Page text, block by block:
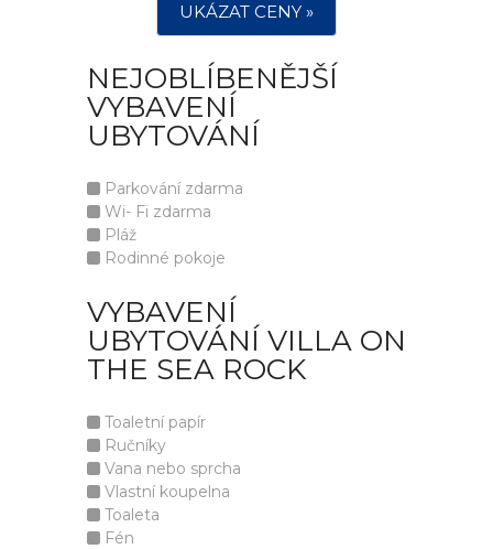
UKÁZAT CENY »
NEJOBLÍBENĚJŠÍ
VYBAVENÍ
UBYTOVÁNÍ
Parkování zdarma
Wi- Fi zdarma
Pláž
Rodinné pokoje
VYBAVENÍ
UBYTOVÁNÍ VILLA ON
THE SEA ROCK
Toaletní papír
Ručníky
Vana nebo sprcha
Vlastní koupelna
Toaleta
Fén